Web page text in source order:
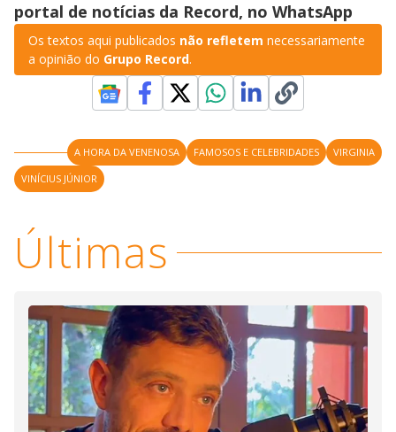
portal de notícias da Record, no WhatsApp
Os textos aqui publicados não refletem necessariamente
a opinião do Grupo Record.
A HORA DA VENENOSA FAMOSOS E CELEBRIDADES
VIRGINIA
VINÍCIUS JÚNIOR
Últimas